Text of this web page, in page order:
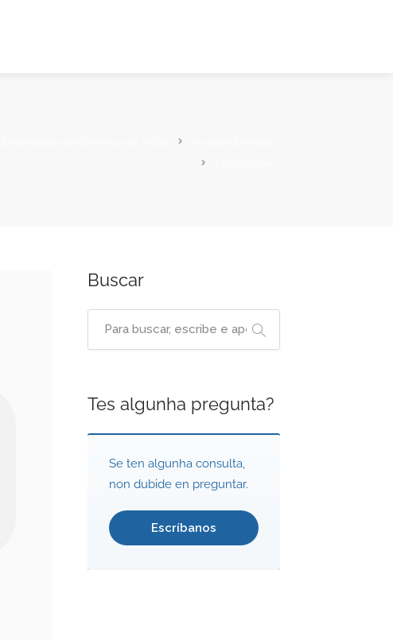
Buscar
Tes algunha pregunta?
Se ten algunha consulta,
non dubide en preguntar.
Escríbanos